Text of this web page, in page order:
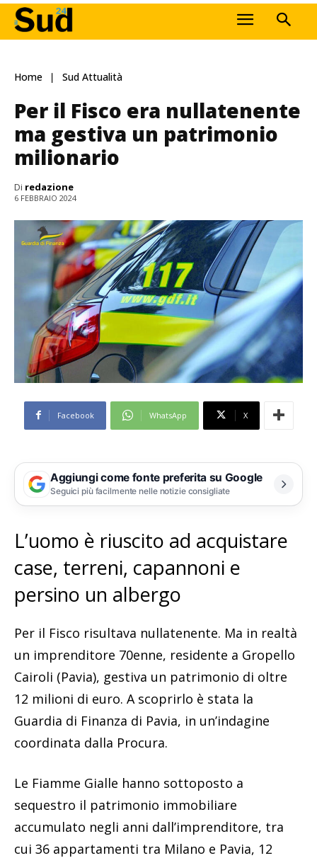
Home Sud Attualità
Per il Fisco era nullatenente
ma gestiva un patrimonio
milionario
Di redazione
6 FEBBRAIO 2024
Facebook WhatsApp X
Aggiungi come fonte preferita su Google
Seguici più facilmente nelle notizie consigliate
L’uomo è riuscito ad acquistare
case, terreni, capannoni e
persino un albergo
Per il Fisco risultava nullatenente. Ma in realtà
un imprenditore 70enne, residente a Gropello
Cairoli (Pavia), gestiva un patrimonio di oltre
12 milioni di euro. A scoprirlo è stata la
Guardia di Finanza di Pavia, in un’indagine
coordinata dalla Procura.
Le Fiamme Gialle hanno sottoposto a
sequestro il patrimonio immobiliare
accumulato negli anni dall’imprenditore, tra
cui 36 appartamenti tra Milano e Pavia, 12